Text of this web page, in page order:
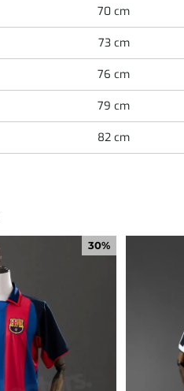
70 cm
73 cm
76 cm
79 cm
82 cm
30%